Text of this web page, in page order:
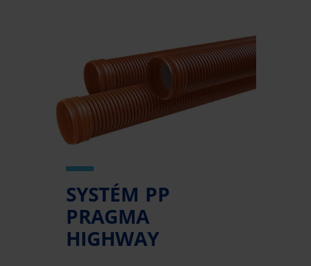
SYSTÉM PP
PRAGMA
HIGHWAY